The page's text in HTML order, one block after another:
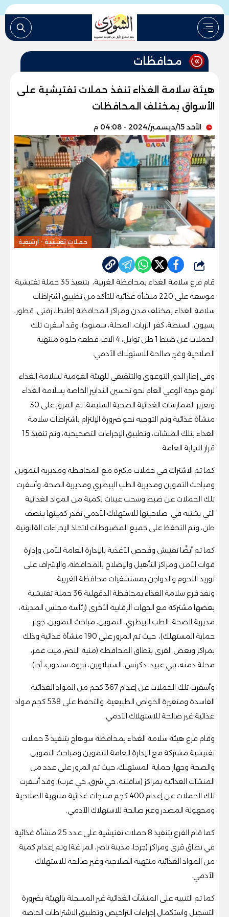
محافظات
هيئة سلامة الغذاء تنفذ حملات تفتيشية على
الأسواق بمختلف المحافظات
الأحد 15/ديسمبر/2024 - 04:08 م
حملات تفتيشية - ارشيفية
شارك
قام فرع سلامة الغذاء بمحافظة الغربية، بتنفيذ 35 حملة تفتيشية
موسعة على 220 منشأة غذائية للتأكد من تطبيق اشتراطات
سلامة الغذاء بمختلف مدن ومراكز المحافظة (طنطا، زفتى، قطور،
بسيون، السنطة، كفر الزيات، المحلة، سمنود)، وقد أسفرت تلك
الحملات عن ضبط 1 طن توابل، 4 آلاف قطعة حلوة منتهية
الصلاحية وغير صالحة للاستهلاك الآدمي.
وفي إطار الدور التوعوي والتثقيفي للهيئة القومية لسلامة الغذاء
لرفع درجة الوعي العام نحو تحسين التدابير الخاصة بسلامة الغذاء
وتعزيز الممارسات الغذائية الصحية السليمة، تم المرور على 30
منشأة غذائية وتم التوجيه نحو ضرورة الإلتزام باشتراطات سلامة
الغذاء بتلك المنشآت، وتطبيق الإجراءات التصحيحية، وتم تنفيذ 15
قرار للنيابة العامة.
كما تم الاشتراك في حملات مكبرة مع المحافظة ومديرية التموين
ومباحث التموين ومديرية الطب البيطري ومديرية الصحة، وأسفرت
تلك الحملات عن ضبط وسحب عينات لكمية من المواد الغذائية
التي يشتبه في صلاحيتها للاستهلاك الآدمي تقدر كميتها بـنصف
طن، وتم التحفظ على جميع المضبوطات لاتخاذ الإجراءات القانونية.
كما تم أيضًا تفتيش وفحص الأغذية بالإدارة العامة للأمن وإدارة
قوات الأمن ومراكز التأهيل والإصلاح بالمحافظة، والإشراف على
توريد اللحوم والدواجن بمستشفيات محافظة الغربية.
ونفذ فرع سلامة الغذاء بمحافظة الدقهلية 36 حملة تفتيشية
بعضها مشتركة مع الجهات الرقابية الأخرى (رئاسة مجلس المدينة،
مديرية الصحة، الطب البيطري، التموين، مباحث التموين، جهاز
حماية المستهلك)، حيث تم المرور على 190 منشأة غذائية وذلك
بمراكز وبعض القرى بنطاق المحافظة (منية النصر، ميت غمر،
محلة دمنه، بني عبيد، دكرنس، السنبلاوين، نبروه، سندوب، أجا).
وأسفرت تلك الحملات عن إعدام 367 كجم من المواد الغذائية
الفاسدة ومتغيرة الخواص الطبيعية، والتحفظ على 538 كجم مواد
غذائية غير صالحة للاستهلاك الآدمي.
وقام فرع هيئة سلامة الغذاء بمحافظة سوهاج بتنفيذ 3 حملات
تفتيشية مشتركة مع الإدارة العامة للتموين ومباحث التموين
والصحة وجهاز حماية المستهلك، حيث تم المرور على عدد من
المنشآت الغذائية بمراكز (ساقلتة، حي شرق، حي غرب)، وقد أسفرت
تلك الحملات عن إعدام 400 كجم منتجات غذائية منتهية الصلاحية
ومجهولة المصدر وغير صالحة للاستهلاك الآدمي.
كما قام الفرع بتنفيذ 8 حملات تفتيشية على عدد 25 منشأة غذائية
في نطاق قرى ومراكز (جرجا، مدينة ناصر، المراغة) وتم إعدام كمية
من المواد الغذائية منتهية الصلاحية وغير صالحة للاستهلاك
الآدمي.
كما تم التنبيه على المنشآت الغذائية غير المسجلة بالهيئة بضرورة
التسجيل واستكمال إجراءات التراخيص وتطبيق الاشتراطات الخاصة